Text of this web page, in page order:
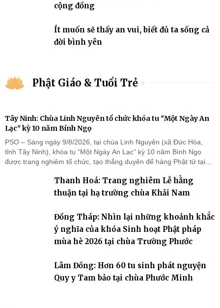
cộng đồng
Ít muốn sẽ thấy an vui, biết đủ ta sống cả
đời bình yên
Phật Giáo & Tuổi Trẻ
Tây Ninh: Chùa Linh Nguyên tổ chức khóa tu "Một Ngày An
Lạc" kỳ 10 năm Bính Ngọ
PSO – Sáng ngày 9/8/2026, tại chùa Linh Nguyên (xã Đức Hòa,
tỉnh Tây Ninh), khóa tu “Một Ngày An Lạc” kỳ 10 năm Bính Ngọ
được trang nghiêm tổ chức, tạo thắng duyên để hàng Phật tử tại
Thanh Hoá: Trang nghiêm Lễ hằng
thuận tại hạ trường chùa Khải Nam
Đồng Tháp: Nhìn lại những khoảnh khắc
ý nghĩa của khóa Sinh hoạt Phật pháp
mùa hè 2026 tại chùa Trường Phước
Lâm Đồng: Hơn 60 tu sinh phát nguyện
Quy y Tam bảo tại chùa Phước Minh